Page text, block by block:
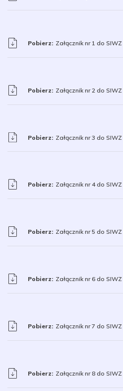
Pobierz: Załącznik nr 1 do SIWZ
Pobierz: Załącznik nr 2 do SIWZ
Pobierz: Załącznik nr 3 do SIWZ
Pobierz: Załącznik nr 4 do SIWZ
Pobierz: Załącznik nr 5 do SIWZ
Pobierz: Załącznik nr 6 do SIWZ
Pobierz: Załącznik nr 7 do SIWZ
Pobierz: Załącznik nr 8 do SIWZ